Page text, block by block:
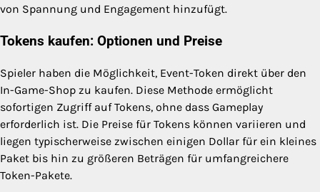
von Spannung und Engagement hinzufügt.
Tokens kaufen: Optionen und Preise
Spieler haben die Möglichkeit, Event-Token direkt über den
In-Game-Shop zu kaufen. Diese Methode ermöglicht
sofortigen Zugriff auf Tokens, ohne dass Gameplay
erforderlich ist. Die Preise für Tokens können variieren und
liegen typischerweise zwischen einigen Dollar für ein kleines
Paket bis hin zu größeren Beträgen für umfangreichere
Token-Pakete.